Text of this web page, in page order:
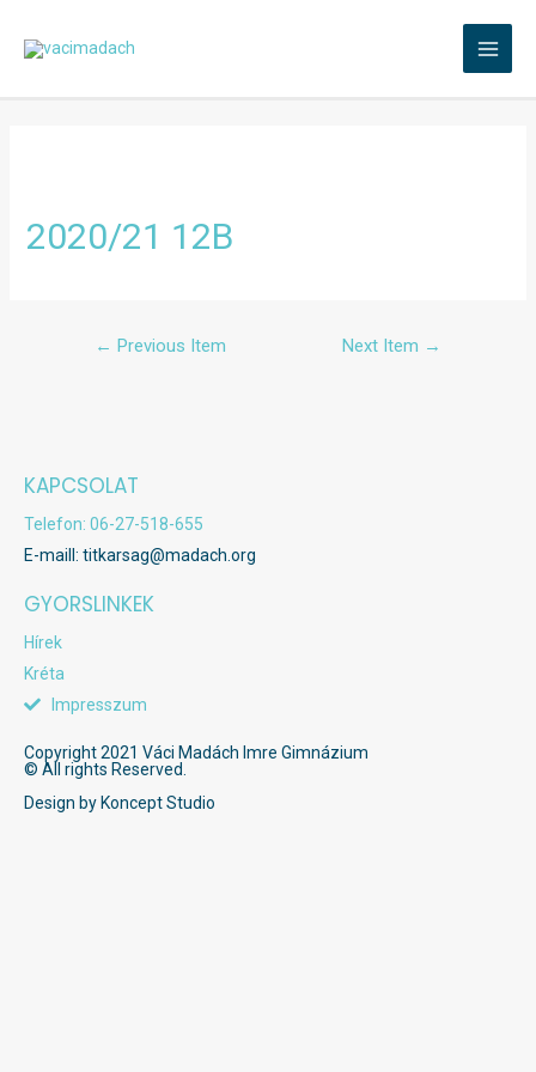
2020/21 12B
← Previous Item Next Item →
KAPCSOLAT
Telefon: 06-27-518-655
E-maill: titkarsag@madach.org
GYORSLINKEK
Hírek
Kréta
Impresszum
Copyright 2021 Váci Madách Imre Gimnázium
© All rights Reserved.
Design by Koncept Studio